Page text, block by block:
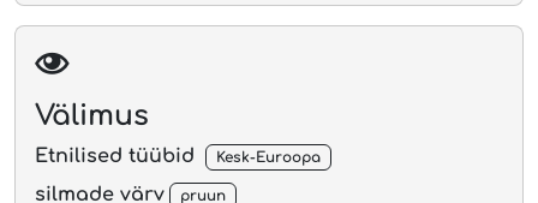
Välimus
Etnilised tüübid Kesk-Euroopa
silmade värv pruun